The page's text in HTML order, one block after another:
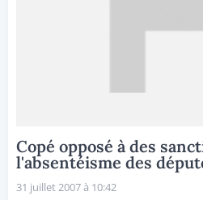
Copé opposé à des
l'absentéisme des
31 juillet 2007 à 10:42